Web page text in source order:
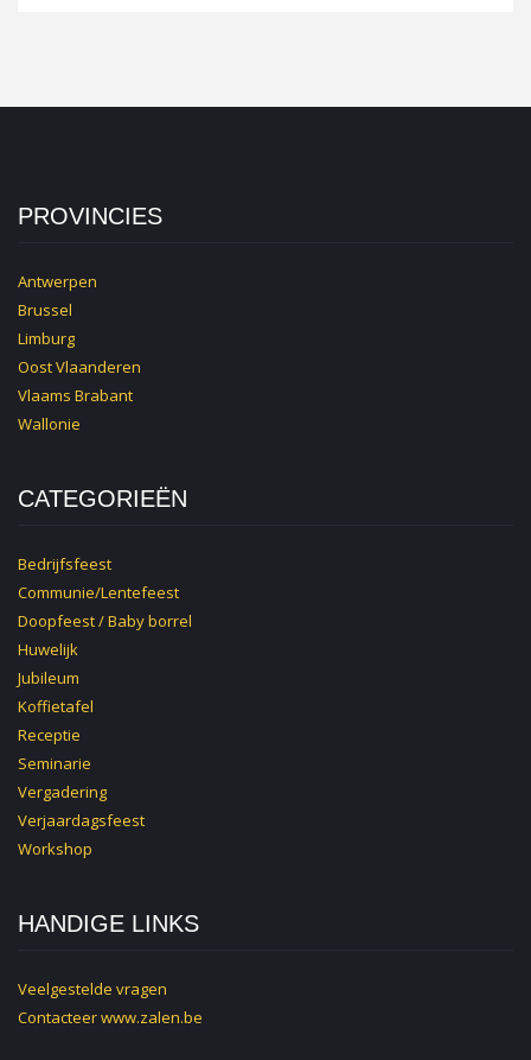
PROVINCIES
Antwerpen
Brussel
Limburg
Oost Vlaanderen
Vlaams Brabant
Wallonie
CATEGORIEËN
Bedrijfsfeest
Communie/Lentefeest
Doopfeest / Baby borrel
Huwelijk
Jubileum
Koffietafel
Receptie
Seminarie
Vergadering
Verjaardagsfeest
Workshop
HANDIGE LINKS
Veelgestelde vragen
Contacteerwww.zalen.be